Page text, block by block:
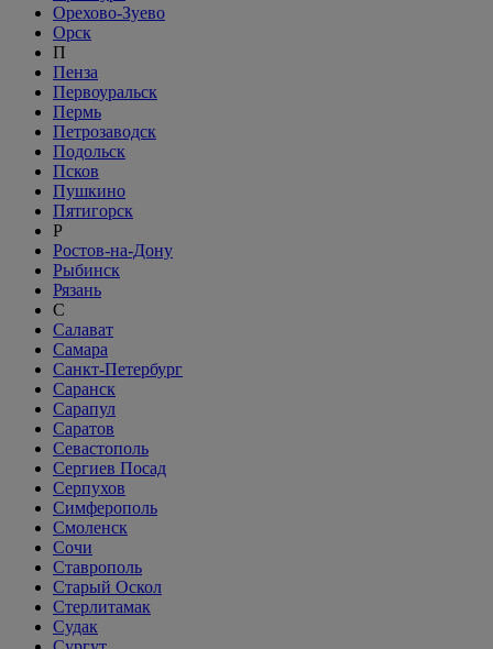
Орехово-Зуево
Орск
П
Пенза
Первоуральск
Пермь
Петрозаводск
Подольск
Псков
Пушкино
Пятигорск
Р
Ростов-на-Дону
Рыбинск
Рязань
С
Салават
Самара
Санкт-Петербург
Саранск
Сарапул
Саратов
Севастополь
Сергиев Посад
Серпухов
Симферополь
Смоленск
Сочи
Ставрополь
Старый Оскол
Стерлитамак
Судак